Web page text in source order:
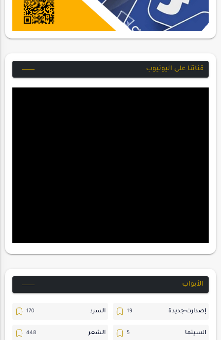
قناتنا على اليوتيوب
الأبواب
إصدارت-جديدة السرد
السينما الشعر